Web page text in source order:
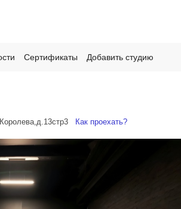
Сертификаты Добавить студию
Как проехать?